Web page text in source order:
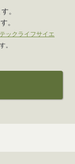
。
。
ックライフサイエ
。